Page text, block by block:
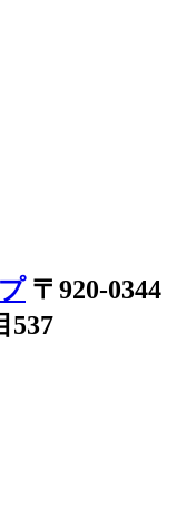
〒920-0344
537